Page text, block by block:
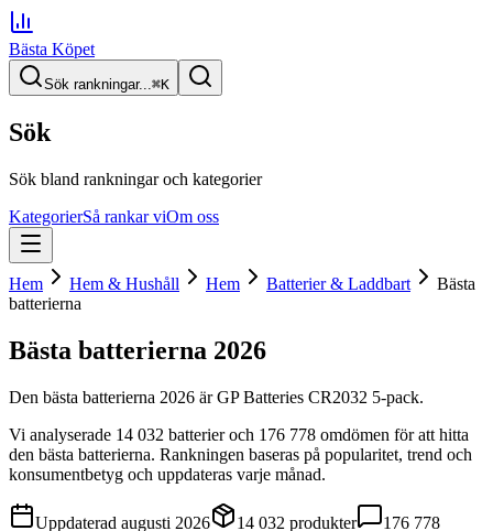
Bästa Köpet
Sök rankningar...⌘K
Sök
Sök bland rankningar och kategorier
KategorierSå rankar viOm oss
Hem Hem & Hushåll Hem Batterier & Laddbart
Bästa
batterierna
Bästa batterierna 2026
Den bästa batterierna 2026 ärGP Batteries CR2032 5-pack.
Vi analyserade 14 032 batterieroch 176 778 omdömen för att hitta
den bästa batterierna. Rankningen baseras på popularitet, trend och
konsumentbetyg och uppdateras varje månad.
Uppdaterad augusti 2026 14 032 produkter
176 778